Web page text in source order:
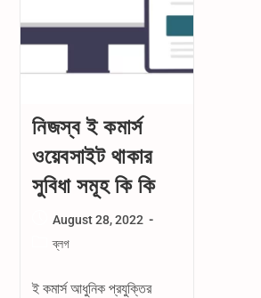
নিজস্ব ই কমার্স
ওয়েবসাইট থাকার
সুবিধা সমূহ কি কি
PostAugust 28, 2022
Postব্লগ
ই কমার্স আধুনিক প্রযুক্তির